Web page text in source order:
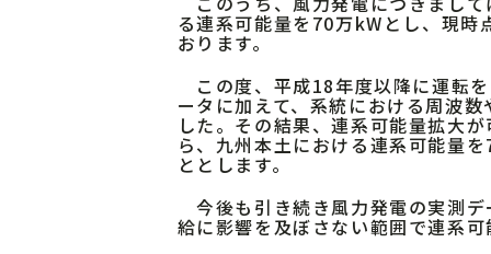
る連系可能量を70万kWとし、現
おります。
この度、平成18年度以降に運転
ータに加えて、系統における周波
した。その結果、連系可能量拡大
ら、九州本土における連系可能量
ととします。
今後も引き続き風力発電の実測
給に影響を及ぼさない範囲で連系